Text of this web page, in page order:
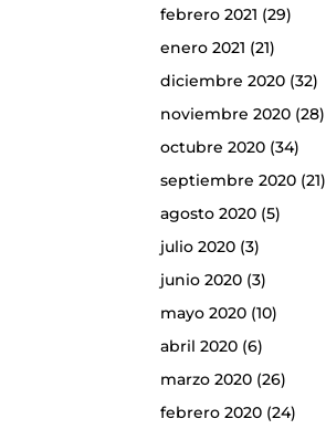
febrero 2021 (29)
enero 2021 (21)
diciembre 2020(32)
noviembre 2020(28)
octubre 2020(34)
septiembre 2020(21)
agosto 2020(5)
julio 2020(3)
junio 2020(3)
mayo 2020(10)
abril 2020(6)
marzo 2020(26)
febrero 2020(24)